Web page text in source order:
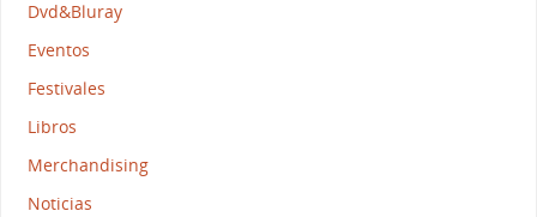
Dvd&Bluray
Eventos
Festivales
Libros
Merchandising
Noticias